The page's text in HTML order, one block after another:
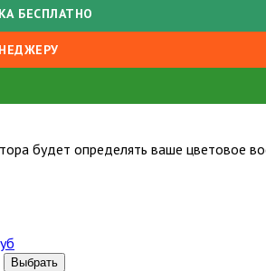
БЕСПЛАТНО
будет определять ваше цветовое